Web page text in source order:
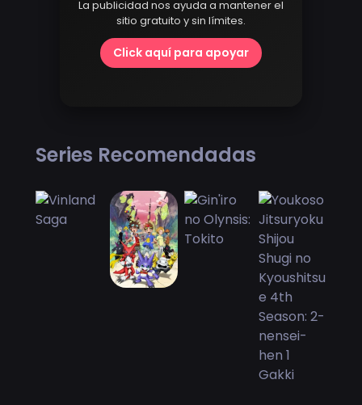
La publicidad nos ayuda a mantener el
sitio gratuito y sin límites.
Click aquí para apoyar
Series Recomendadas